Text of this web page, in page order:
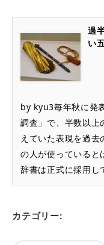
過
い
by kyu3毎年秋に発
調査」で、半数以上
えていた表現を過去
の人が使っていると
辞書は正式に採用し
カテゴリー: